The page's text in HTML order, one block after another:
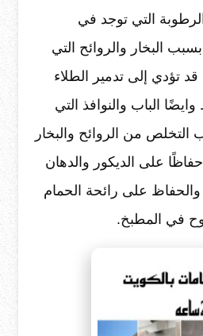
التي توجد في
البخار والروائح التي
تؤدي إلى تدمير الطلاء
الباب والنوافذ التي
من الروائح والبخار
على الديكور والدهان
والحفاظ على رائحة الحمام
في المطبخ.